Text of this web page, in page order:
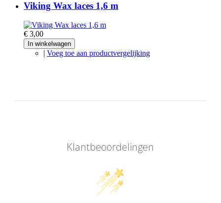
Viking Wax laces 1,6 m
€ 3,00
In winkelwagen
| Voeg toe aan productvergelijking
Klantbeoordelingen